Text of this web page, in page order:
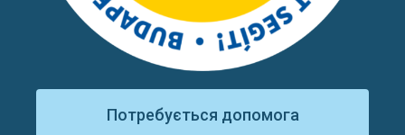
Потребується допомога